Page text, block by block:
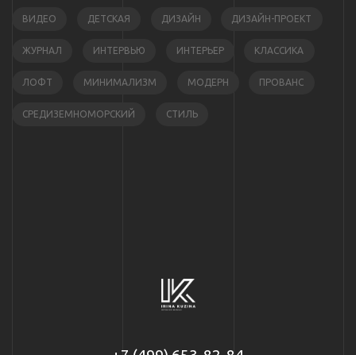
ВИДЕО ДЕТСКАЯ ДИЗАЙН ДИЗАЙН-ПРОЕКТ
ЖУРНАЛ ИНТЕРВЬЮ ИНТЕРЬЕР КЛАССИКА
ЛОФТ МИНИМАЛИЗМ МОДЕРН ПРОВАНС
СРЕДИЗЕМНОМОРСКИЙ СТИЛЬ